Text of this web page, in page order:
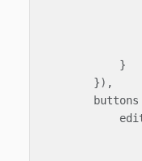
}
}),
buttons